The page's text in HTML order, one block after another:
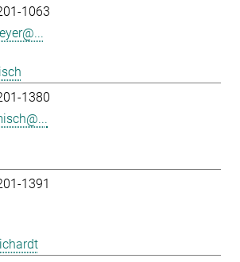
1063
1380
1391